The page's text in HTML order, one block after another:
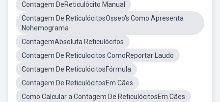
Contagem DeReticulócito Manual
Contagem De ReticulócitosOsseo's Como Apresenta
Nohemograma
ContagemAbsoluta Reticulócitos
Contagem De Reticulocitos ComoReportar Laudo
Contagem De ReticulócitosFórmula
Contagem De ReticulócitosEm Cães
Como Calcular a Contagem De ReticulócitosEm Cães